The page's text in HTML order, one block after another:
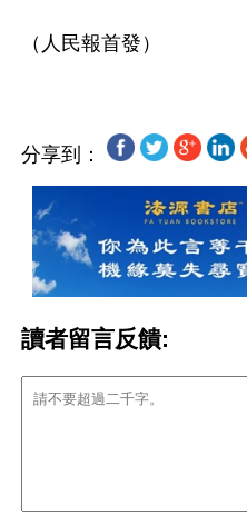
分享到：
讀者留言反饋: